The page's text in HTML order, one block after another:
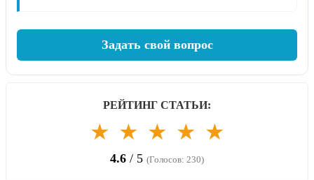
Задать свой вопрос
РЕЙТИНГ СТАТЬИ:
★ ★ ★ ★ ★
4.6 / 5 (Голосов: 230)